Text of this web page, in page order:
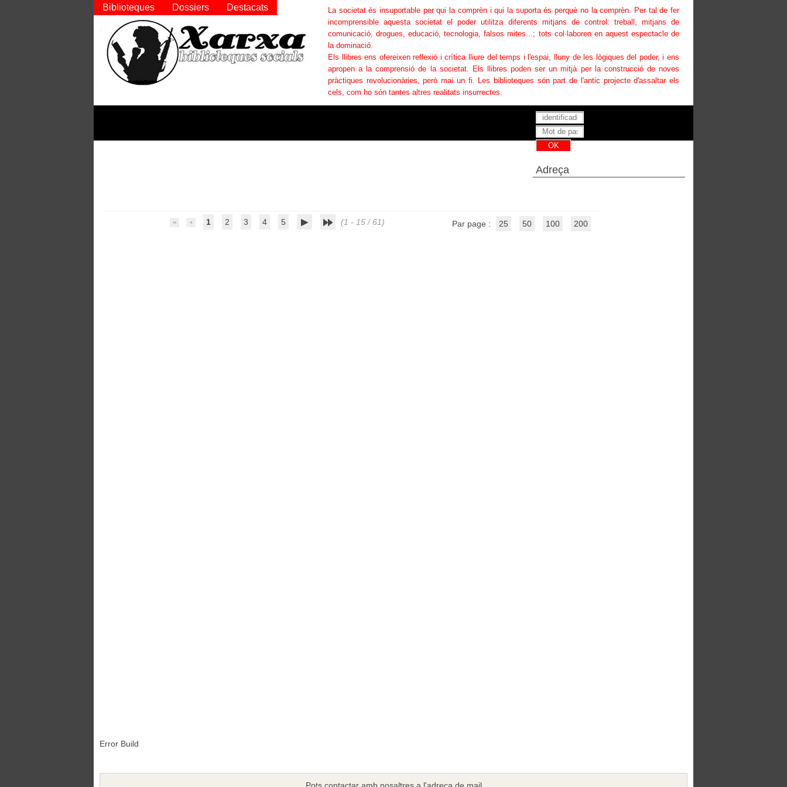
1 2 3 4 5 (1 - 15 / 61) Par page : 25 50 100 200
Error Build
La societat és insuportable per qui la comprèn i qui la suporta és perquè no la comprèn. Per tal de fer
incomprensible aquesta societat el poder utilitza diferents mitjans de control: treball, mitjans de
comunicació, drogues, educació, tecnologia, falsos mites...; tots col·laboren en aquest espectacle de
la dominació.
Els llibres ens ofereixen reflexió i crítica lliure del temps i l'espai, lluny de les lògiques del poder, i ens
apropen a la comprensió de la societat. Els llibres poden ser un mitjà per la construcció de noves
pràctiques revolucionàries, però mai un fi. Les biblioteques són part de l'antic projecte d'assaltar els
cels, com ho són tantes altres realitats insurrectes.
Biblioteques Dossiers Destacats
Adreça